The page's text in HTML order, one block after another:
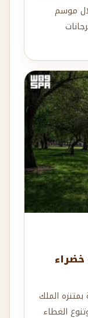
موسم
خضراء
بمتنزه الملك
الغطاء